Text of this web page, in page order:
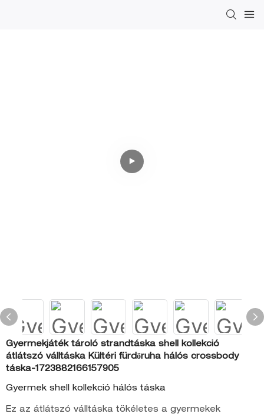
Gyermekjáték tároló strandtáska shell kollekció
átlátszó válltáska Kültéri fürdőruha hálós crossbody
táska-1723882166157905
Gyermek shell kollekció hálós táska
Ez az átlátszó válltáska tökéletes a gyermekek